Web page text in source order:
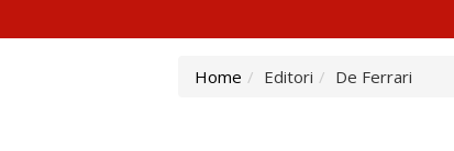
Home Editori De Ferrari